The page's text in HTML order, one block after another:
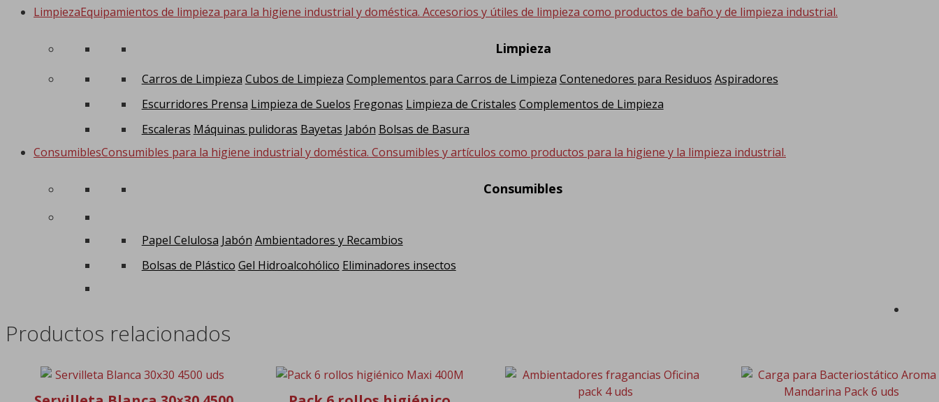
LimpiezaEquipamientos de limpieza para la higiene industrial y doméstica. Accesorios y útiles de limpieza como productos de baño y de limpieza industrial.
Limpieza
Carros de Limpieza Cubos de Limpieza Complementos para Carros de Limpieza Contenedores para Residuos Aspiradores
Escurridores Prensa Limpieza de Suelos Fregonas Limpieza de Cristales Complementos de Limpieza
Escaleras Máquinas pulidoras Bayetas Jabón Bolsas de Basura
ConsumiblesConsumibles para la higiene industrial y doméstica. Consumibles y artículos como productos para la higiene y la limpieza industrial.
Consumibles
Papel Celulosa Jabón Ambientadores y Recambios
Bolsas de Plástico Gel Hidroalcohólico Eliminadores insectos
Productos relacionados